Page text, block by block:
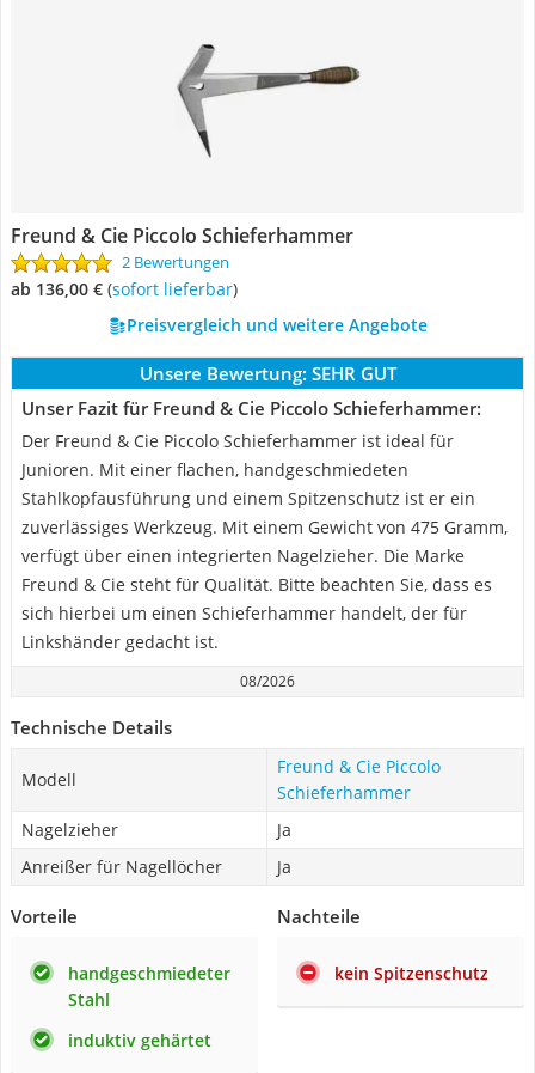
Freund & Cie Piccolo Schieferhammer
2 Bewertungen
ab 136,00 € ( Sofort lieferbar)
Preisvergleich und weitere Angebote
Unsere Bewertung: SEHR GUT
Unser Fazit für Freund & Cie Piccolo Schieferhammer:
Der Freund & Cie Piccolo Schieferhammer ist ideal für
Junioren. Mit einer flachen, handgeschmiedeten
Stahlkopfausführung und einem Spitzenschutz ist er ein
zuverlässiges Werkzeug. Mit einem Gewicht von 475 Gramm,
verfügt über einen integrierten Nagelzieher. Die Marke
Freund & Cie steht für Qualität. Bitte beachten Sie, dass es
sich hierbei um einen Schieferhammer handelt, der für
Linkshänder gedacht ist.
08/2026
Technische Details
Modell
Freund & Cie Piccolo
Schieferhammer
Nagelzieher
Ja
Anreißer für Nagellöcher
Ja
Vorteile
handgeschmiedeter
Stahl
induktiv gehärtet
Nachteile
kein Spitzenschutz